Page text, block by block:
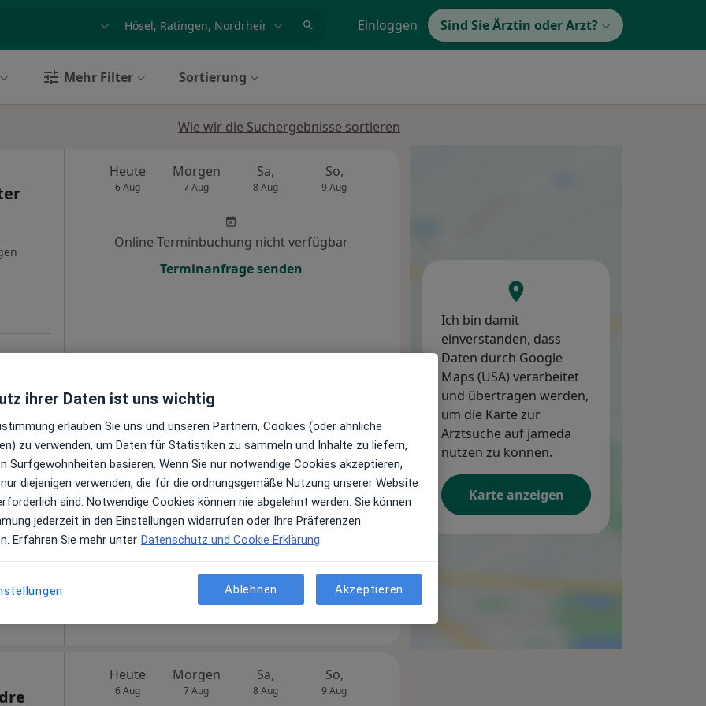
Einloggen Sind Sie Ärztin oder Arzt?
Mehr Filter Sortierung
Wie wir die Suchergebnisse sortieren
Heute
6 Aug
Morgen
7 Aug
Sa,
8 Aug
So,
9 Aug
Online-Terminbuchung nicht verfügbar
Terminanfrage senden
Heute
6 Aug
Morgen
7 Aug
Sa,
8 Aug
So,
9 Aug
Mo,
10 Aug
Di, Mi,
Online-Terminbuchung nicht verfügbar
Telefonnummer anzeigen
Heute
6 Aug
Morgen
7 Aug
Sa,
8 Aug
So,
9 Aug
Ich bin damit
einverstanden, dass
Daten durch Google
Maps (USA) verarbeitet
und übertragen werden,
um die Karte zur
Arztsuche auf jameda
nutzen zu können.
Karte anzeigen
ihrer Daten ist uns wichtig
erlauben Sie uns und unseren Partnern, Cookies (oder ähnliche
zu verwenden, um Daten für Statistiken zu sammeln und Inhalte zu liefern,
Surfgewohnheiten basieren. Wenn Sie nur notwendige Cookies akzeptieren,
diejenigen verwenden, die für die ordnungsgemäße Nutzung unserer Website
sind. Notwendige Cookies können nie abgelehnt werden. Sie können
jederzeit in den Einstellungen widerrufen oder Ihre Präferenzen
Erfahren Sie mehr unter Datenschutz und Cookie Erklärung
Ablehnen Akzeptieren